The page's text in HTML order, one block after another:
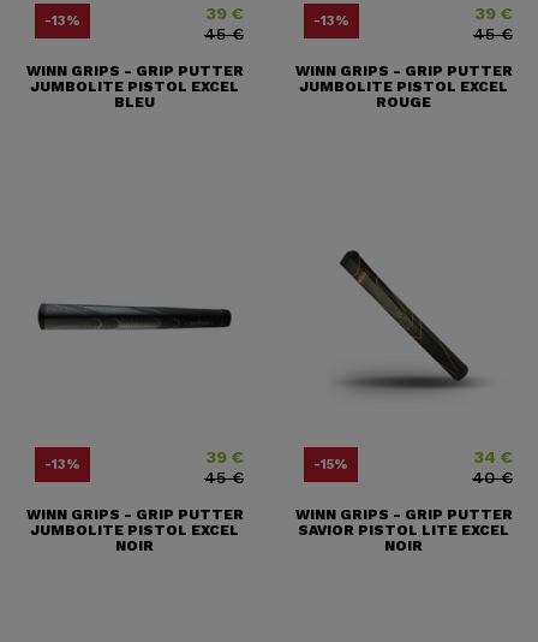
-13% 39 €
Prix ​​habituel
45 €
WINN GRIPS - GRIP PUTTER
JUMBOLITE PISTOL EXCEL
BLEU
-13% 39 €
Prix
45 €
WINN GRIPS - GRIP PUTTER
JUMBOLITE PISTOL EXCEL
ROUGE
-13% 39 €
Prix ​​habituel
45 €
WINN GRIPS - GRIP PUTTER
JUMBOLITE PISTOL EXCEL
NOIR
-15% 34 €
Prix
40 €
WINN GRIPS - GRIP PUTTER
SAVIOR PISTOL LITE EXCEL
NOIR